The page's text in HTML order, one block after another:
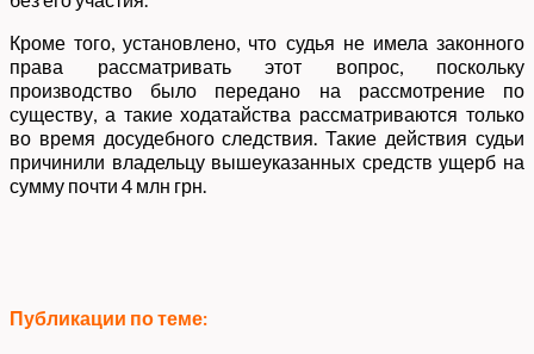
Кроме того, установлено, что судья не имела законного
права рассматривать этот вопрос, поскольку
производство было передано на рассмотрение по
существу, а такие ходатайства рассматриваются только
во время досудебного следствия. Такие действия судьи
причинили владельцу вышеуказанных средств ущерб на
сумму почти 4 млн грн.
Публикации по теме: